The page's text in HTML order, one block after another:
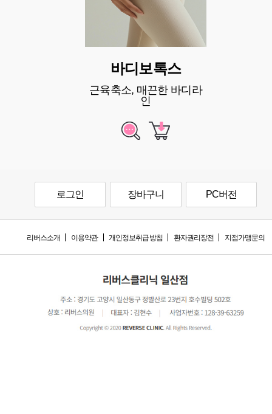
바디보톡스
근육축소, 매끈한 바디라
인
로그인 장바구니 PC버전
리버스소개 이용약관 개인정보취급방침 환자권리장전 지점가맹문의